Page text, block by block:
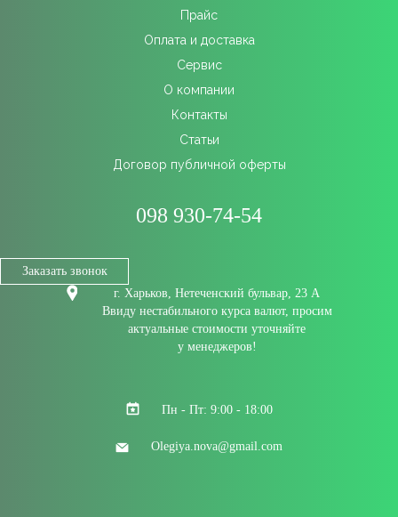
Прайс
Оплата и доставка
Сервис
О компании
Контакты
Статьи
Договор публичной оферты
098 930-74-54
Заказать звонок
г. Харьков, Нетеченский бульвар, 23 А
Ввиду нестабильного курса валют, просим
актуальные стоимости уточняйте
у менеджеров!
Пн - Пт: 9:00 - 18:00
Olegiya.nova@gmail.com